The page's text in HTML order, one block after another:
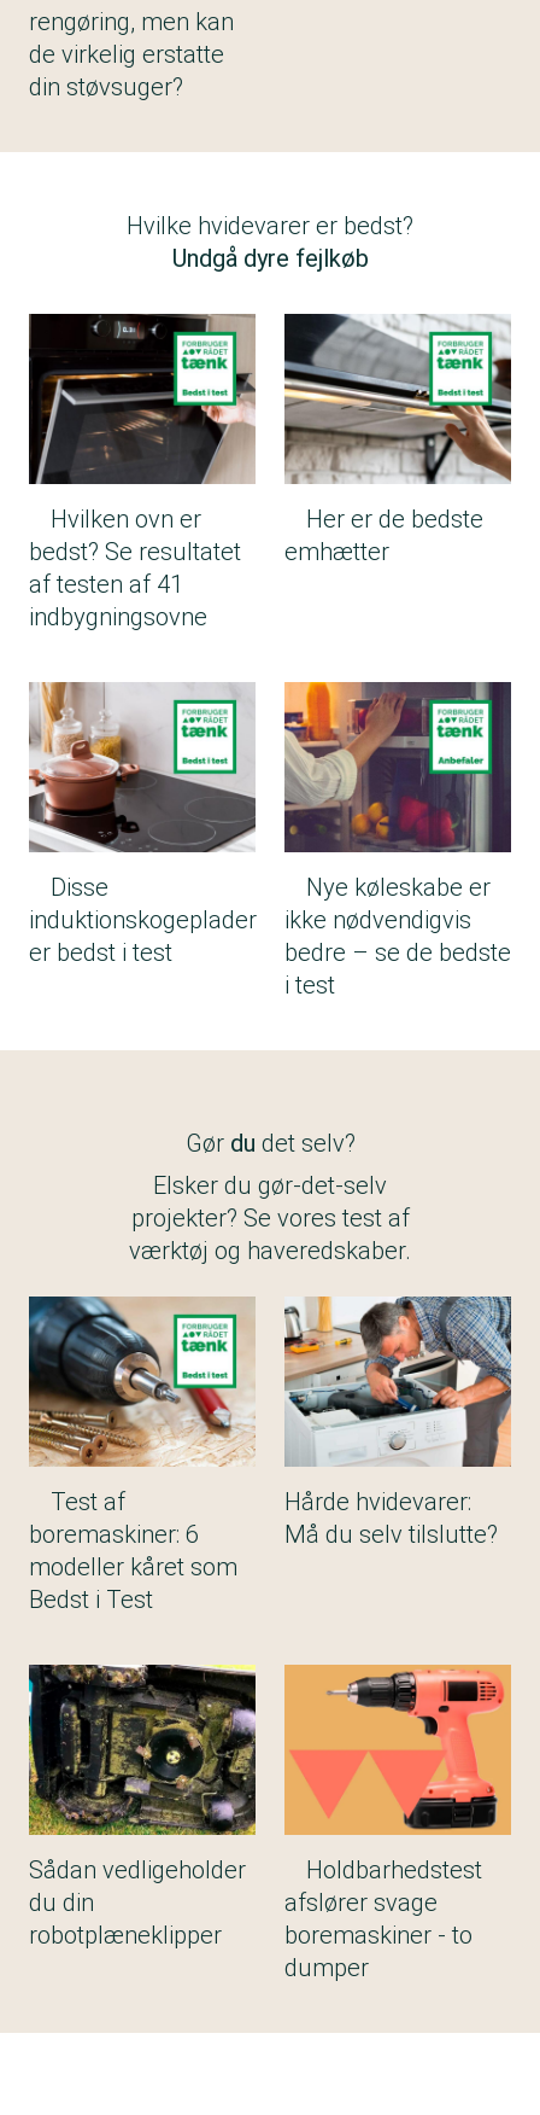
rengøring, men kan
de virkelig erstatte
din støvsuger?
Hvilke hvidevarer er bedst?
Undgå dyre fejlkøb
Hvilken ovn er
bedst? Se resultatet
af testen af 41
indbygningsovne
Her er de bedste
emhætter
Disse
induktionskogeplader
er bedst i test
Nye køleskabe er
ikke nødvendigvis
bedre – se de bedste
i test
Gør du det selv?
Elsker du gør-det-selv
projekter? Se vores test af
værktøj og haveredskaber.
Test af
boremaskiner: 6
modeller kåret som
Bedst i Test
Hårde hvidevarer:
Må du selv tilslutte?
Sådan vedligeholder
du din
robotplæneklipper
Holdbarhedstest
afslører svage
boremaskiner - to
dumper